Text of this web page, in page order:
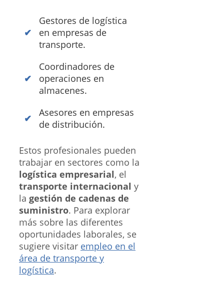
Gestores de logística
en empresas de
transporte.
Coordinadores de
operaciones en
almacenes.
Asesores en empresas
de distribución.
Estos profesionales pueden
trabajar en sectores como la
logística empresarial, el
transporte internacional y
la gestión de cadenas de
suministro. Para explorar
más sobre las diferentes
oportunidades laborales, se
sugiere visitar empleo en el
área de transporte y
logística.